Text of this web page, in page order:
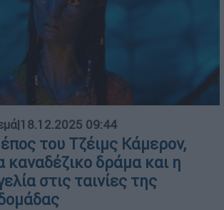
|18.12.2025 09:44
του Τζέιμς Κάμερον,
καναδέζικο δράμα και η
στις ταινίες της